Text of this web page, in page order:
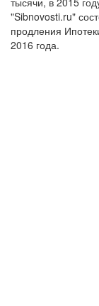
"Sibnovosti.ru"
продления
2016 года.